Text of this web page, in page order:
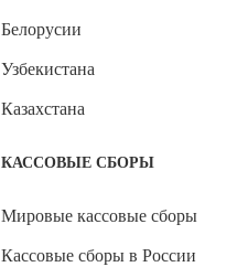
Белорусии
Узбекистана
Казахстана
КАССОВЫЕ СБОРЫ
Мировые кассовые сборы
Кассовые сборы в России